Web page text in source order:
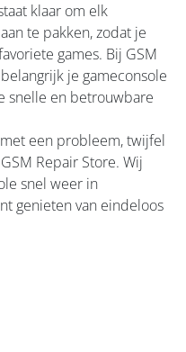
klaar om elk
te pakken, zodat je
games. Bij GSM
je gameconsole
snelle en betrouwbare
een probleem, twijfel
Repair Store. Wij
snel weer in
genieten van eindeloos